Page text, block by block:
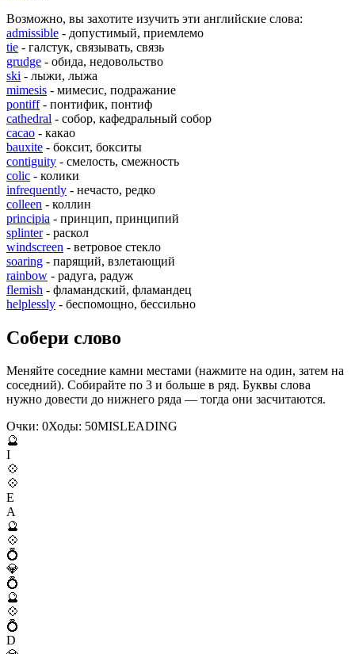
Возможно, вы захотите изучить эти английские слова:
admissible - допустимый, приемлемо
tie - галстук, связывать, связь
grudge - обида, недовольство
ski - лыжи, лыжа
mimesis - мимесис, подражание
pontiff- понтифик, понтиф
cathedral - собор, кафедральный собор
cacao - какао
bauxite - боксит, бокситы
contiguity - смелость, смежность
colic - колики
infrequently - нечасто, редко
colleen - коллин
principia - принцип, принципий
splinter- раскол
windscreen - ветровое стекло
soaring - парящий, взлетающий
rainbow - радуга, радуж
flemish - фламандский, фламандец
helplessly - беспомощно, бессильно
Собери слово
Меняйте соседние камни местами (нажмите на один, затем на
соседний). Собирайте по 3 и больше в ряд. Буквы слова
нужно довести до нижнего ряда — тогда они засчитаются.
Очки: 0Ходы: 50MISLEADING
🔮
I
💠
💠
E
A
🔮
💠
💍
💎
💍
🔮
💠
💍
D